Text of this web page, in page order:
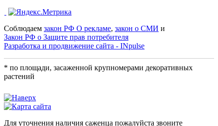
Соблюдаем закон РФ О рекламе, закон о СМИ и
Закон РФ о Защите прав потребителя
Разработка и продвижение сайта - INpulse
* по площади, засаженной крупномерами декоративных
растений
Для уточнения наличия саженца пожалуйста звоните